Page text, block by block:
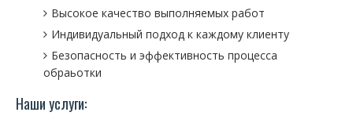
Высокое качество выполняемых работ
Индивидуальный подход к каждому клиенту
Безопасность и эффективность процесса
обраьотки
Наши услуги: